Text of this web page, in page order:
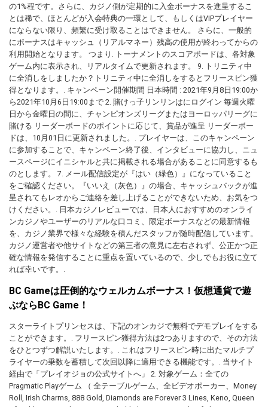
の1%程です。さらに、カジノ側が定期的に入金ボーナスを進呈するこ
とは稀で、ほとんどが入会特典の一環として、もしくはVIPプレイヤー
にならない限り、頻繁に受け取ることはできません。 さらに、一般的
にボーナスはキャッシュ（リアルマネー）残高の使用が終わってからの
利用開始となります。 つまり. トーナメントのスコアボードは、各対象
ゲーム内に表示され、リアルタイムで更新されます。 9. トリニティ中
に全消しをしましたか？トリニティ中に全消しをするとフリースピン獲
得となります。. キャンペーン開催期間 日本時間 : 2021年9月8日19:00か
ら2021年10月6日19:00まで 2. 賭けっ子リンリンはにログイン 毎週火曜
日から金曜日の間に、チャンピオンズリーグまたはヨーロッパリーグに
賭ける リーダーボードのポイントに応じて、賞品が進呈 リーダーボー
ドは、10月01日に更新されました。. プレイヤーは、このキャンペーン
に参加することで、キャンペーン終了後、インタビューに協力し、ニュ
ースページにイニシャルと共に掲載される場合があることに同意するも
のとします。 7. メール配信設定が『はい（緑色）』になっていること
をご確認ください。『いいえ（灰色）』の場合、キャッシュバックが進
呈されてもレオからご連絡を差し上げることができないため、お気をつ
けください。. 日本カジノレビューでは、日本人におすすめのオンライ
ンカジノやユーザーのリアルな口コミ、限定ボーナスなどの最新情報
を、カジノ業界で様々な経験を積んだスタッフが随時配信しています。
カジノ運営者や他サイトなどの第三者の意見に左右されず、公正かつ正
確な情報を発信することに重点を置いているので、少しでもお役に立て
れば幸いです。.
BC Gameは圧倒的なウェルカムボーナス！仮想通貨で遊
ぶならBC Game！
スターライトプリンセスは、下記のオンカジで無料でデモプレイをする
ことができます。. フリースピン獲得方法は2つありますので、その方法
をひとつずつ解説いたします。. これはフリースピン時に出たマルチプ
ライヤーの乗数を蓄積して次回以降に適用できる機能です。. 当サイト
経由で「プレイオジョの公式サイトへ」 2. 対象ゲーム：全ての
Pragmatic Playゲーム （ 全テーブルゲーム、全ビデオポーカー、Money
Roll, Irish Charms, 888 Gold, Diamonds are Forever 3 Lines, Keno, Queen